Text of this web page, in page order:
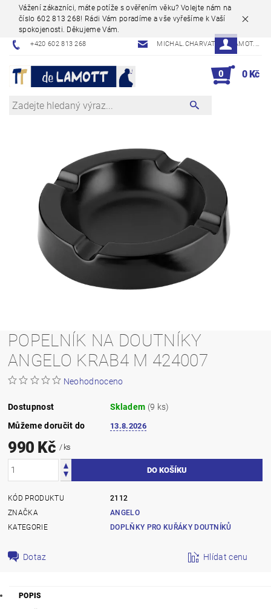
Vážení zákazníci, máte potíže s ověřením věku? Volejte nám na
číslo 602 813 268! Rádi Vám poradíme a vše vyřešíme k Vaší
spokojenosti. Děkujeme Vám.
+420 602 813 268 MICHAL.CHARVAT@DELAMOT.CZ
0 0 Kč
POPELNÍK NA DOUTNÍKY
ANGELO KRAB4 M 424007
Neohodnoceno
Dostupnost Skladem (9 ks)
Můžeme doručit do
13.8.2026
990 Kč / ks
KÓD PRODUKTU
2112
ZNAČKA
ANGELO
KATEGORIE
DOPLŇKY PRO KUŘÁKY DOUTNÍKŮ
Dotaz Hlídat cenu
POPIS